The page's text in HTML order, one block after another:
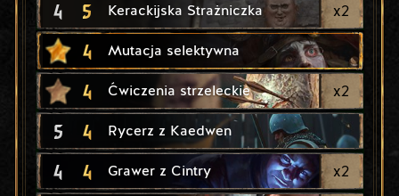
4 5 Kerackijska Strażniczka x2
4 Mutacja selektywna
4 Ćwiczenia strzeleckie x2
5 4 Rycerz z Kaedwen
4 4 Grawer z Cintry x2